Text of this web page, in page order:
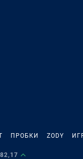
ПРОБКИ ZODY